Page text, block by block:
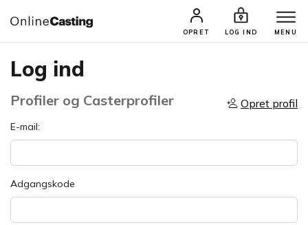
OPRET LOG IND MENU
Log ind
Profiler og Casterprofiler Opret profil
E-mail:
Adgangskode